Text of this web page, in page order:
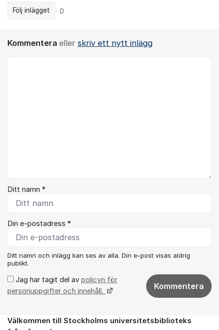
Följ inlägget 0
Kommentera eller skriv ett nytt inlägg
Ditt namn *
Din e-postadress *
Ditt namn och inlägg kan ses av alla. Din e-post visas aldrig
publikt.
Jag har tagit del av policyn för
personuppgifter och innehåll.
Kommentera
Om forumet
Välkommen till Stockholms universitetsbiblioteks